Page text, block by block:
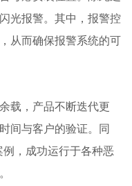
光报警。其中，报警控
从而确保报警系统的可
，产品不断迭代更
间与客户的验证。同
例，成功运行于各种恶